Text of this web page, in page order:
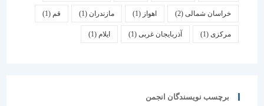
خراسان شمالی(2) اهواز مازندران(1) قم
(1) آذربایجان غربی(1) ایلام
برچسب نویسندگان انجمن